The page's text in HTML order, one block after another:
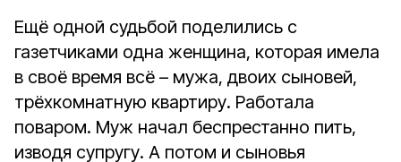
Ещё одной судьбой поделились с
газетчиками одна женщина, которая имела
в своё время всё – мужа, двоих сыновей,
трёхкомнатную квартиру. Работала
поваром. Муж начал беспрестанно пить,
изводя супругу. А потом и сыновья